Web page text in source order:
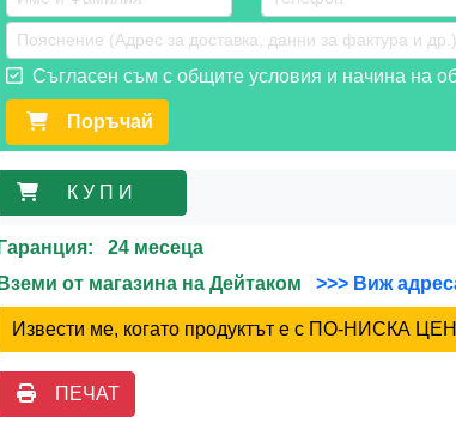
Съгласен съм с общите условия и начина на
Поръчай
К У П И
Гаранция: 24 месеца
Вземи от магазина на Дейтаком
>>> Виж
Извести ме, когато продуктът е с ПО-НИСКА
ПЕЧАТ